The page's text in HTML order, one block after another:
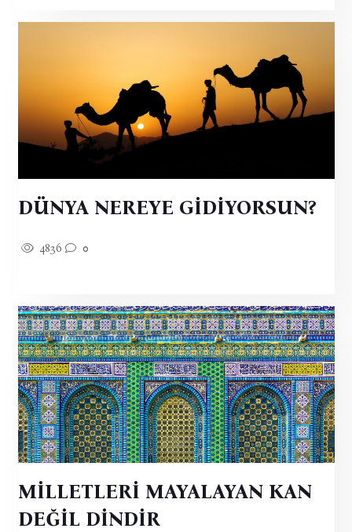
DÜNYA NEREYE GİDİYORSUN?
4836 0
MİLLETLERİ MAYALAYAN KAN
DEĞİL DİNDİR